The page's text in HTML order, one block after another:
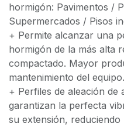
hormigón: Pavimentos /
Supermercados / Pisos
+ Permite alcanzar una
hormigón de la más alta
compactado. Mayor
mantenimiento del equipo.
+ Perfiles de aleación de
garantizan la perfecta
su extensión, reduciendo